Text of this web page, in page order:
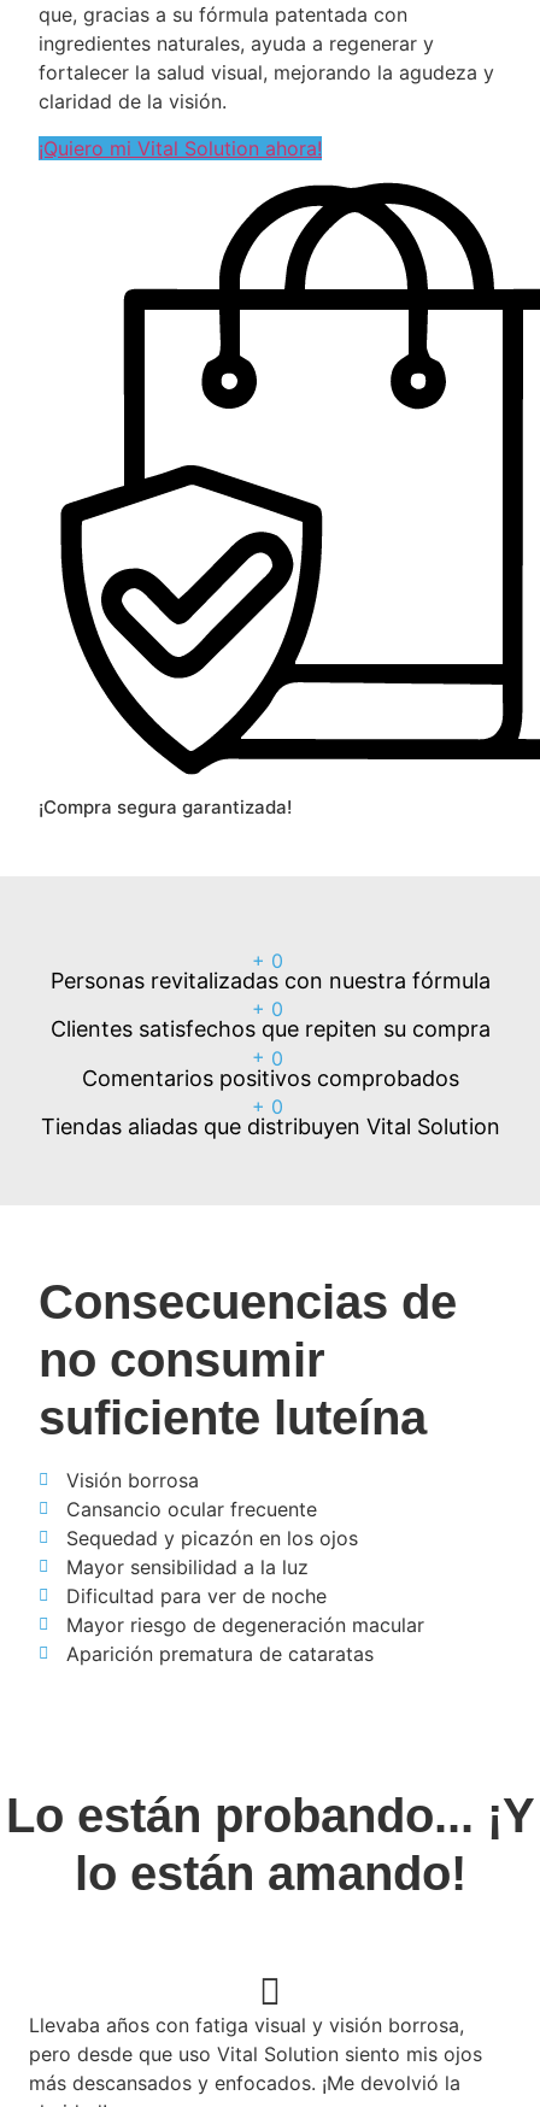
que, gracias a su fórmula patentada con
ingredientes naturales, ayuda a regenerar y
fortalecer la salud visual, mejorando la agudeza y
claridad de la visión.
¡Quiero mi Vital Solution ahora!
¡Compra segura garantizada!
+ 0
Personas revitalizadas con nuestra fórmula
+ 0
Clientes satisfechos que repiten su compra
+ 0
Comentarios positivos comprobados
+ 0
Tiendas aliadas que distribuyen Vital Solution
Consecuencias de
no consumir
suficiente luteína
Visión borrosa
Cansancio ocular frecuente
Sequedad y picazón en los ojos
Mayor sensibilidad a la luz
Dificultad para ver de noche
Mayor riesgo de degeneración macular
Aparición prematura de cataratas
Lo están probando... ¡Y
lo están amando!
Llevaba años con fatiga visual y visión borrosa,
pero desde que uso Vital Solution siento mis ojos
más descansados y enfocados. ¡Me devolvió la